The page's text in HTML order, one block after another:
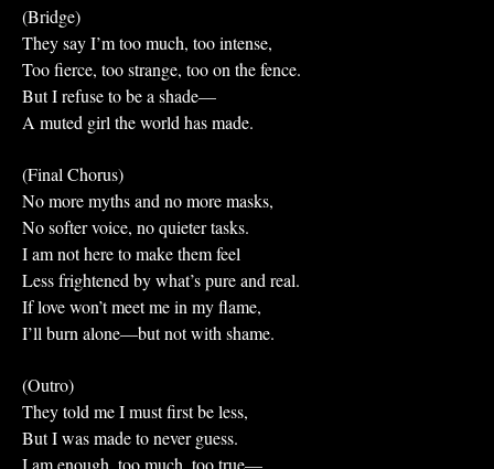
(Bridge)
They say I’m too much, too intense,
Too fierce, too strange, too on the fence.
But I refuse to be a shade—
A muted girl the world has made.
(Final Chorus)
No more myths and no more masks,
No softer voice, no quieter tasks.
I am not here to make them feel
Less frightened by what’s pure and real.
If love won’t meet me in my flame,
I’ll burn alone—but not with shame.
(Outro)
They told me I must first be less,
But I was made to never guess.
I am enough, too much, too true—